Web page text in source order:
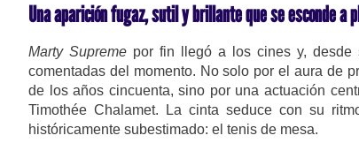
Una aparición fugaz, sutil y brillante que se esconde a
Marty Supreme por fin llegó a los cines y, desde
comentadas del momento. No solo por el aura de
de los años cincuenta, sino por una actuación
Timothée Chalamet. La cinta seduce con su
históricamente subestimado: el tenis de mesa.